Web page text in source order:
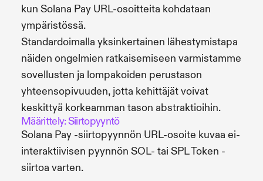
kun Solana Pay URL-osoitteita kohdataan
ympäristössä.
Standardoimalla yksinkertainen lähestymistapa
näiden ongelmien ratkaisemiseen varmistamme
sovellusten ja lompakoiden perustason
yhteensopivuuden, jotta kehittäjät voivat
keskittyä korkeamman tason abstraktioihin.
Määrittely: Siirtopyyntö
Solana Pay -siirtopyynnön URL-osoite kuvaa ei-
interaktiivisen pyynnön SOL- tai SPL Token -
siirtoa varten.